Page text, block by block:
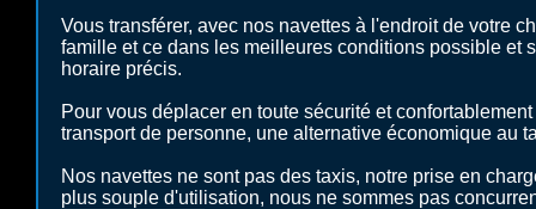
Vous transférer, avec nos navettes à l'endroit de votre
famille et ce dans les meilleures conditions possible et
horaire précis.
Pour vous déplacer en toute sécurité et
transport de personne, une alternative économique au
Nos navettes ne sont pas des taxis, notre prise en
plus souple d'utilisation, nous ne sommes pas